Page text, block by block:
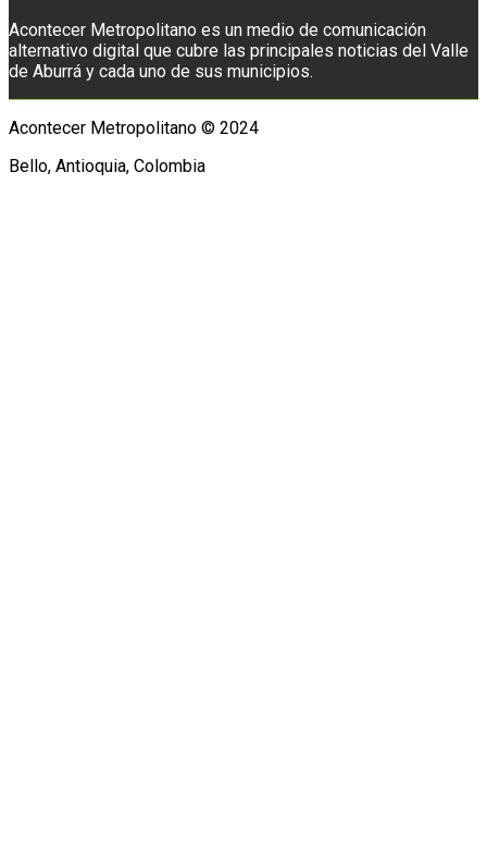
Acontecer Metropolitano es un medio de comunicación
alternativo digital que cubre las principales noticias del Valle
de Aburrá y cada uno de sus municipios.
Acontecer Metropolitano © 2024
Bello, Antioquia, Colombia